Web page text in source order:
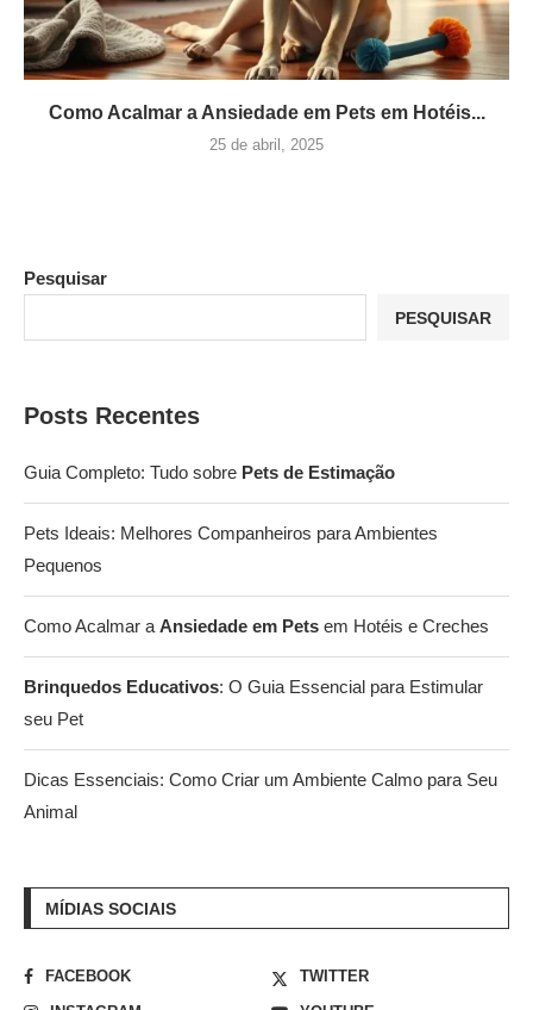
Como Acalmar a Ansiedade em Pets em Hotéis...
25 de abril, 2025
Pesquisar
PESQUISAR
Posts Recentes
Guia Completo: Tudo sobre Pets de Estimação
Pets Ideais: Melhores Companheiros para Ambientes
Pequenos
Como Acalmar a Ansiedade em Pets em Hotéis e Creches
Brinquedos Educativos: O Guia Essencial para Estimular
seu Pet
Dicas Essenciais: Como Criar um Ambiente Calmo para Seu
Animal
MÍDIAS SOCIAIS
FACEBOOK
TWITTER